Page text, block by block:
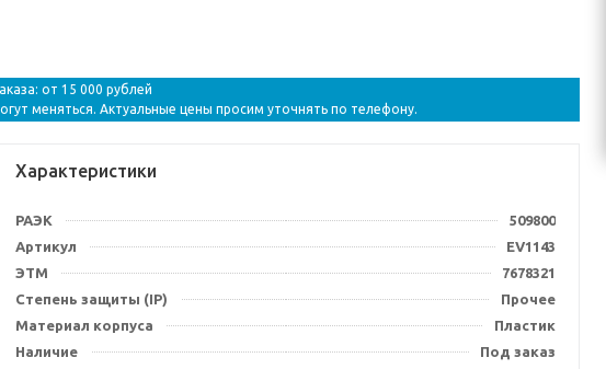
от 15 000 рублей
меняться. Актуальные цены просим уточнять по телефону.
Характеристики
РАЭК
509800
Артикул
EV1143
ЭТМ
7678321
Степень защиты (IP)
Прочее
Материал корпуса
Пластик
Наличие
Под заказ